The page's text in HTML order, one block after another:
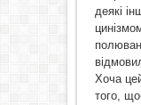
деякі
Хоча
того,